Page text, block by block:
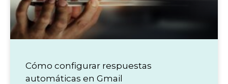
Cómo configurar respuestas
automáticas en Gmail